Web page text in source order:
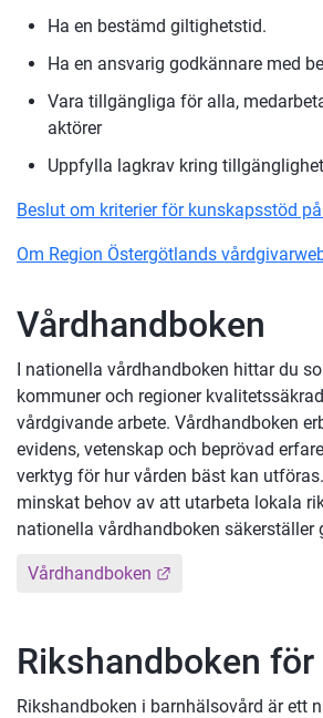
Ha en bestämd giltighetstid.
Ha en ansvarig godkännare med
Vara tillgängliga för alla,
aktörer
Uppfylla lagkrav kring
Beslut om kriterier för kunskapsstöd
Om Region Östergötlands
Vårdhandboken
I nationella vårdhandboken hittar du
kommuner och regioner
vårdgivande arbete. Vårdhandboken
evidens, vetenskap och beprövad
verktyg för hur vården bäst kan
minskat behov av att utarbeta lokala
nationella vårdhandboken säkerställer
Vårdhandboken
Rikshandboken
Rikshandboken i barnhälsovård är ett